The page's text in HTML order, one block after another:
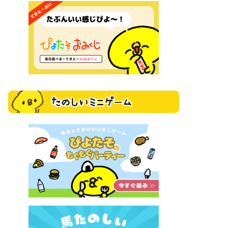
たのしいミニゲーム